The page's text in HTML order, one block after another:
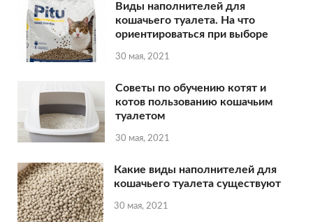
Виды наполнителей для
кошачьего туалета. На что
ориентироваться при выборе
30 мая, 2021
Советы по обучению котят и
котов пользованию кошачьим
туалетом
30 мая, 2021
Какие виды наполнителей для
кошачьего туалета существуют
30 мая, 2021